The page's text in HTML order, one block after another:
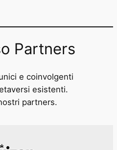
Partners
e coinvolgenti
esistenti.
partners.